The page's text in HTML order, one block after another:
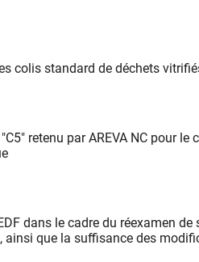
colis standard de déchets
retenu par AREVA NC pour
dans le cadre du réexamen
ainsi que la suffisance des